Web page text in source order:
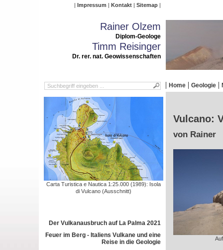
Impressum Kontakt Sitemap
Rainer Olzem
Diplom-Geologe
Timm Reisinger
Dr. rer. nat. Geowissenschaften
Home Geologie
Carta Turistica e Nautica 1:25.000 (1989): Isola
di Vulcano (Ausschnitt)
Der Vulkanausbruch auf La Palma 2021
Feuer im Berg - Italiens Vulkane und eine
Reise in die Geologie
Vulcano:
von Rainer